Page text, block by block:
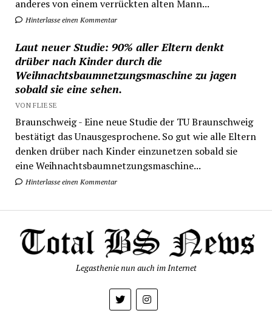
anderes von einem verrückten alten Mann...
Hinterlasse einen Kommentar
Laut neuer Studie: 90% aller Eltern denkt
drüber nach Kinder durch die
Weihnachtsbaumnetzungsmaschine zu jagen
sobald sie eine sehen.
VON FLIESE
Braunschweig - Eine neue Studie der TU Braunschweig
bestätigt das Unausgesprochene. So gut wie alle Eltern
denken drüber nach Kinder einzunetzen sobald sie
eine Weihnachtsbaumnetzungsmaschine...
Hinterlasse einen Kommentar
Legasthenie nun auch im Internet